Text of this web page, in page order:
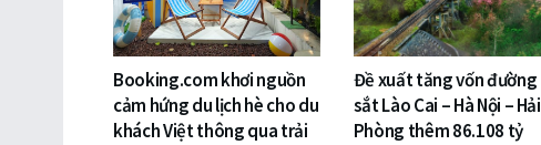
Booking.com khơi nguồn
cảm hứng du lịch hè cho du
khách Việt thông qua trải
Đề xuất tăng vốn đường
sắt Lào Cai – Hà Nội – Hải
Phòng thêm 86.108 tỷ